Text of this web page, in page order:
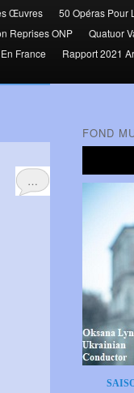
Œuvres 50 Opéras Pour
Reprises ONP Quatuor
France Rapport 2021
…
FOND